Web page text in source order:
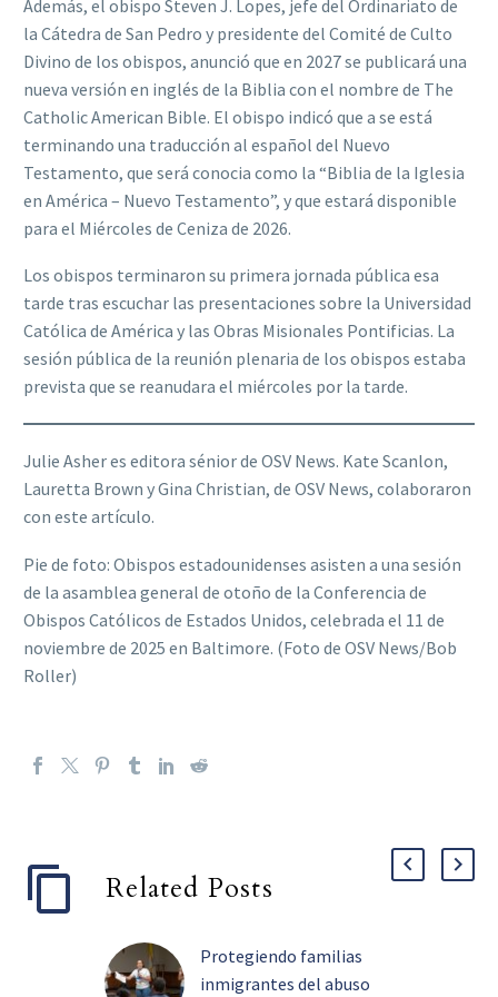
Además, el obispo Steven J. Lopes, jefe del Ordinariato de
la Cátedra de San Pedro y presidente del Comité de Culto
Divino de los obispos, anunció que en 2027 se publicará una
nueva versión en inglés de la Biblia con el nombre de The
Catholic American Bible. El obispo indicó que a se está
terminando una traducción al español del Nuevo
Testamento, que será conocia como la “Biblia de la Iglesia
en América – Nuevo Testamento”, y que estará disponible
para el Miércoles de Ceniza de 2026.
Los obispos terminaron su primera jornada pública esa
tarde tras escuchar las presentaciones sobre la Universidad
Católica de América y las Obras Misionales Pontificias. La
sesión pública de la reunión plenaria de los obispos estaba
prevista que se reanudara el miércoles por la tarde.
Julie Asher es editora sénior de OSV News. Kate Scanlon,
Lauretta Brown y Gina Christian, de OSV News, colaboraron
con este artículo.
Pie de foto: Obispos estadounidenses asisten a una sesión
de la asamblea general de otoño de la Conferencia de
Obispos Católicos de Estados Unidos, celebrada el 11 de
noviembre de 2025 en Baltimore. (Foto de OSV News/Bob
Roller)
Related Posts
Protegiendo familias
inmigrantes del abuso